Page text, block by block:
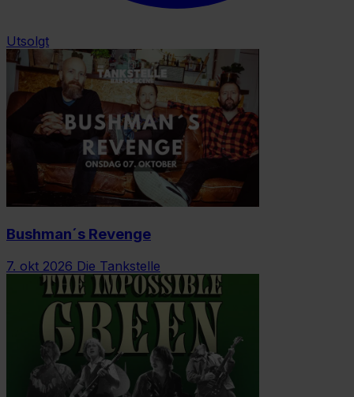
Utsolgt
Bushman´s Revenge
7. okt 2026 Die Tankstelle